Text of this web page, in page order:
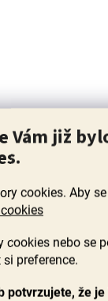
Vám již
cookies. Aby
nebo se
preference.
potvrzujete, že